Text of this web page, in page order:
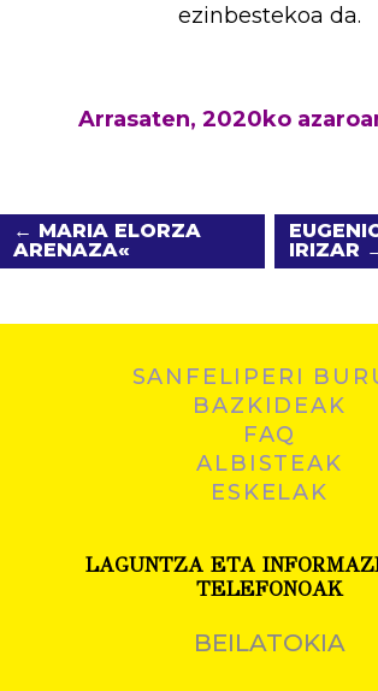
ezinbestekoa da.
Arrasaten, 2020ko
← MARIA ELORZA
ARENAZA
IRIZAR
SANFELIPERI
BAZKIDEAK
FAQ
ALBISTEAK
ESKELAK
LAGUNTZA ETA
TELEFONOAK
BEILATOKIA